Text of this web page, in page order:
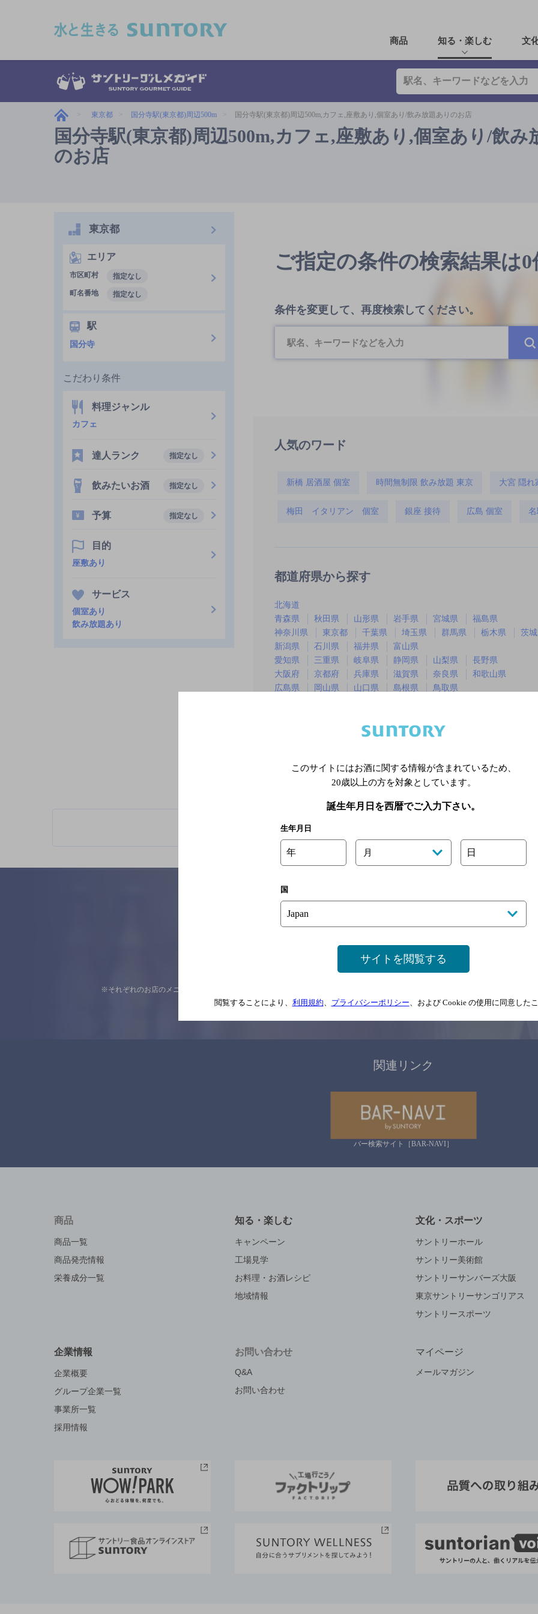
商品 知る・楽しむ 文
東京都 国分寺駅(東京都)周辺500m 国分寺駅(東京都)周辺500m,カフェ,座敷あり,個室あり/飲み放題ありのお店
国分寺駅(東京都)周辺500m,カフェ,座敷あり,個室あり/飲み
のお店
ご指定の条件の検索結果は0
条件を変更して、再度検索してください。
人気のワード
新橋 居酒屋 個室 時間無制限 飲み放題 東京 大宮 隠れ
梅田 イタリアン 個室 銀座 接待 広島 個室
都道府県から探す
北海道
青森県
秋田県 山形県 岩手県 宮城県
福島県
神奈川県
東京都 千葉県 埼玉県 群馬県 栃木県
茨
新潟県
石川県 福井県
富山県
愛知県
三重県 岐阜県 静岡県 山梨県
長野県
大阪府
京都府 兵庫県 滋賀県 奈良県
和歌山県
広島県
岡山県 山口県 島根県
鳥取県
※店舗によりハイボール取り扱い銘
東京都
エリア
市区町村
指定なし
町名番地
指定なし
駅
国分寺
こだわり条件
料理ジャンル
カフェ
達人ランク 指定なし
飲みたいお酒 指定なし
予算 指定なし
目的
座敷あり
サービス
個室あり
飲み放題あり
ご意見・ご感想
※それぞれのお店のメニューや営業時間などの掲載情報については、 念のためお店にご確
関連リンク
バー検索サイト［BAR-NAVI］
商品
商品一覧
商品発売情報
栄養成分一覧
知る・楽しむ
キャンペーン
工場見学
お料理・お酒レシピ
地域情報
文化・スポーツ
サントリーホール
サントリー美術館
サントリーサンバーズ大阪
東京サントリーサンゴリアス
サントリースポーツ
企業情報
企業概要
グループ企業一覧
事業所一覧
採用情報
お問い合わせ
Q&A
お問い合わせ
マイページ
メールマガジン
このサイトにはお酒に関する情報が含まれているため、
20歳以上の方を対象としています。
誕生年月日を西暦でご入力下さい。
生年月日
年 月 日
国
サイトを閲覧する
閲覧することにより、 利用規約、 プライバシーポリシー、および Cookie の使用に同意した